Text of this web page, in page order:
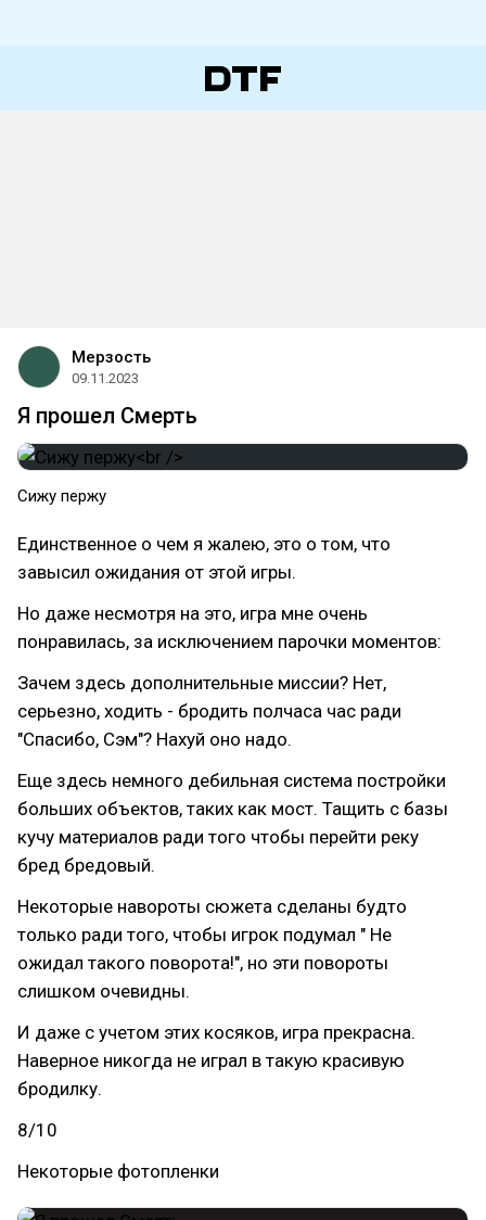
Мерзость
09.11.2023
Я прошел Смерть
Сижу пержу
Единственное о чем я жалею, это о том, что
завысил ожидания от этой игры.
Но даже несмотря на это, игра мне очень
понравилась, за исключением парочки моментов:
Зачем здесь дополнительные миссии? Нет,
серьезно, ходить - бродить полчаса час ради
"Спасибо, Сэм"? Нахуй оно надо.
Еще здесь немного дебильная система постройки
больших объектов, таких как мост. Тащить с базы
кучу материалов ради того чтобы перейти реку
бред бредовый.
Некоторые навороты сюжета сделаны будто
только ради того, чтобы игрок подумал " Не
ожидал такого поворота!", но эти повороты
слишком очевидны.
И даже с учетом этих косяков, игра прекрасна.
Наверное никогда не играл в такую красивую
бродилку.
8/10
Некоторые фотопленки